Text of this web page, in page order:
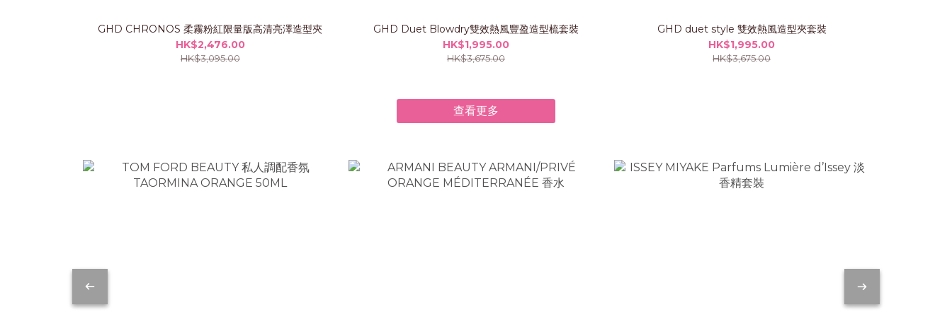
GHD CHRONOS 柔霧粉紅限量版高清亮澤造型夾
HK$2,476.00
HK$3,095.00
GHD Duet Blowdry雙效熱風豐盈造型梳套裝
HK$1,995.00
HK$3,675.00
GHD duet style 雙效熱風造型夾套裝
HK$1,995.00
HK$3,675.00
查看更多